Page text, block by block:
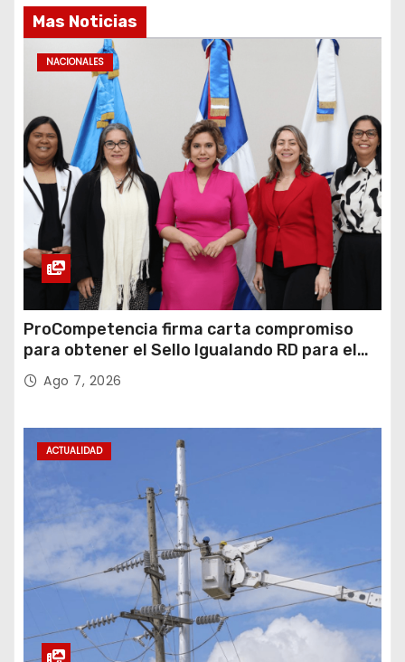
g
a
c
ó
d
e
e
n
d
Mas Noticias
NACIONALES
ProCompetencia firma carta compromiso
para obtener el Sello Igualando RD para el
Sector Público
Ago 7, 2026
ACTUALIDAD